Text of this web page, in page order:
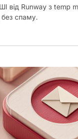
від Runway з temp
спаму.